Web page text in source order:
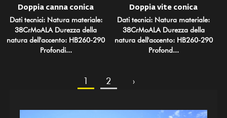
Doppia canna conica
Dati tecnici: Natura materiale:
38CrMoALA Durezza della
natura dell'accento: HB260-290
Profondi...
Doppia vite conica
Dati tecnici: Natura materiale:
38CrMoALA Durezza della
natura dell'accento: HB260-290
Profond...
1 2 ›